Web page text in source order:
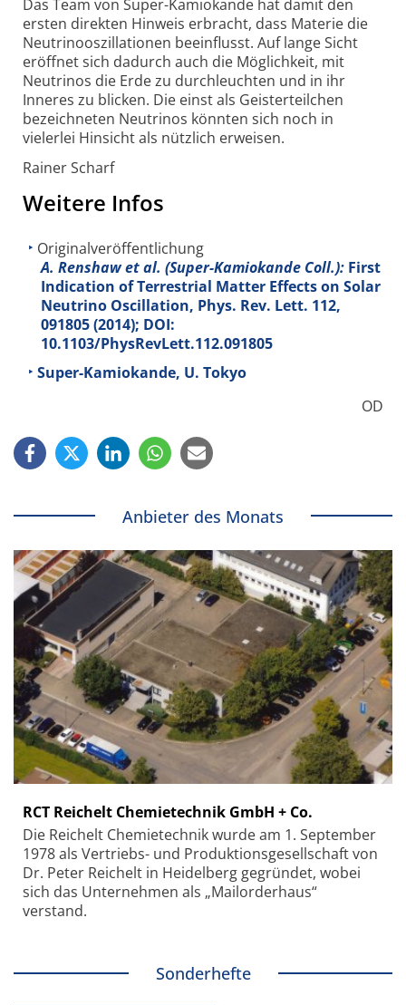
Das Team von Super-Kamiokande hat damit den
ersten direkten Hinweis erbracht, dass Materie die
Neutrinooszillationen beeinflusst. Auf lange Sicht
eröffnet sich dadurch auch die Möglichkeit, mit
Neutrinos die Erde zu durchleuchten und in ihr
Inneres zu blicken. Die einst als Geisterteilchen
bezeichneten Neutrinos könnten sich noch in
vielerlei Hinsicht als nützlich erweisen.
Rainer Scharf
Weitere Infos
Originalveröffentlichung
A. Renshaw et al. (Super-Kamiokande Coll.): First
Indication of Terrestrial Matter Effects on Solar
Neutrino Oscillation, Phys. Rev. Lett. 112,
091805 (2014); DOI:
10.1103/PhysRevLett.112.091805
Super-Kamiokande, U. Tokyo
OD
Anbieter des Monats
RCT Reichelt Chemietechnik GmbH + Co.
Die Reichelt Chemietechnik wurde am 1. September
1978 als Vertriebs- und Produktionsgesellschaft von
Dr. Peter Reichelt in Heidelberg gegründet, wobei
sich das Unternehmen als „Mailorderhaus“
verstand.
Sonderhefte